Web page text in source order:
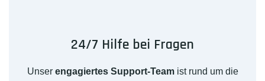
24/7 Hilfe bei Fragen
Unser engagiertes Support-Teamist rund um die